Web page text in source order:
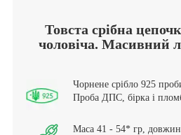
Товста срібна
чоловіча. Масивний
Чорнене срібло 925
Проба ДПС, бірка і
Маса 41 - 54* гр,